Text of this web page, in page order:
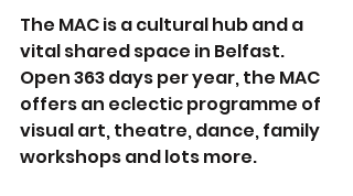
The MAC is a cultural hub and a
vital shared space in Belfast.
Open 363 days per year, the MAC
offers an eclectic programme of
visual art, theatre, dance, family
workshops and lots more.